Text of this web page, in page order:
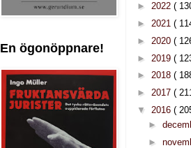
En ögonöppnare!
► 2022 (
► 2021 (
► 2020 (
► 2019 (
► 2018 (
► 2017 (
▼ 2016 (
►
►